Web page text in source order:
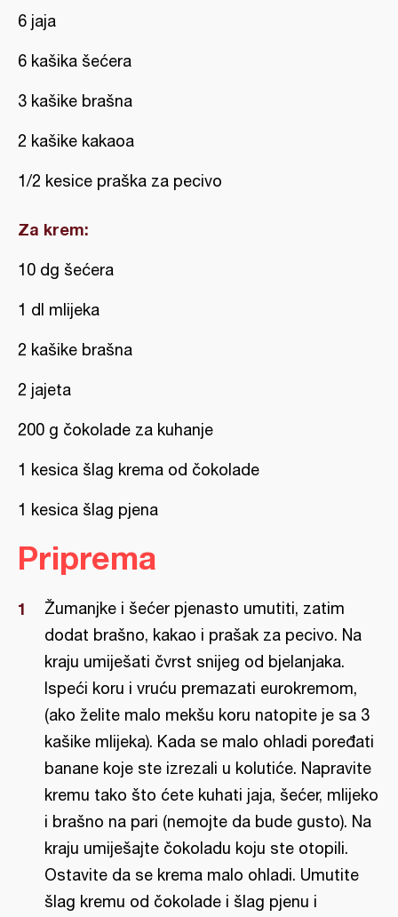
6 jaja
6 kašika šećera
3 kašike brašna
2 kašike kakaoa
1/2 kesice praška za pecivo
Za krem:
10 dg šećera
1 dl mlijeka
2 kašike brašna
2 jajeta
200 g čokolade za kuhanje
1 kesica šlag krema od čokolade
1 kesica šlag pjena
Priprema
Žumanjke i šećer pjenasto umutiti, zatim
dodat brašno, kakao i prašak za pecivo. Na
kraju umiješati čvrst snijeg od bjelanjaka.
Ispeći koru i vruću premazati eurokremom,
(ako želite malo mekšu koru natopite je sa 3
kašike mlijeka). Kada se malo ohladi poređati
banane koje ste izrezali u kolutiće. Napravite
kremu tako što ćete kuhati jaja, šećer, mlijeko
i brašno na pari (nemojte da bude gusto). Na
kraju umiješajte čokoladu koju ste otopili.
Ostavite da se krema malo ohladi. Umutite
šlag kremu od čokolade i šlag pjenu i